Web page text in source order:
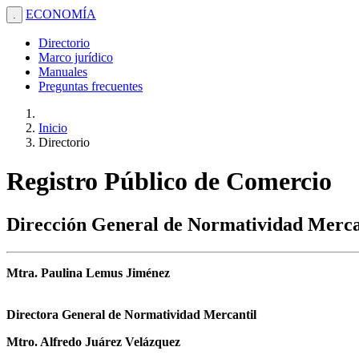
. ECONOMÍA
Directorio
Marco jurídico
Manuales
Preguntas frecuentes
Inicio
Directorio
Registro Público de Comercio
Dirección General de Normatividad
Mtra. Paulina Lemus Jiménez
Directora General de Normatividad Mercantil
Mtro. Alfredo Juárez Velázquez